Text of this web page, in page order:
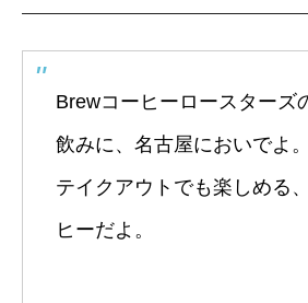
Brewコーヒーロースターズ
飲みに、名古屋においでよ。
テイクアウトでも楽しめる
ヒーだよ。